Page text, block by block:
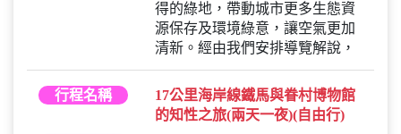
得的綠地，帶動城市更多生態資
源保存及環境綠意，讓空氣更加
清新。經由我們安排導覽解說，
行程名稱
17公里海岸線鐵馬與眷村博物館
的知性之旅(兩天一夜)(自由行)